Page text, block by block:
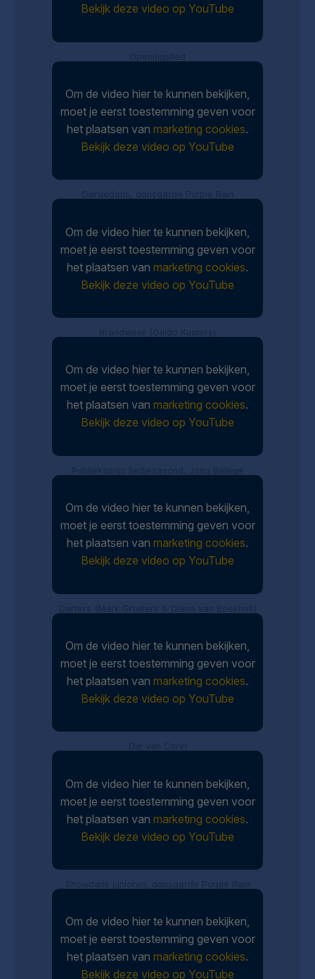
Bekijk deze video op YouTube
Om de video hier te kunnen bekijken,
moet je eerst toestemming geven voor
het plaatsen van marketing cookies.
Bekijk deze video op YouTube
Om de video hier te kunnen bekijken,
moet je eerst toestemming geven voor
het plaatsen van marketing cookies.
Bekijk deze video op YouTube
Om de video hier te kunnen bekijken,
moet je eerst toestemming geven voor
het plaatsen van marketing cookies.
Bekijk deze video op YouTube
Om de video hier te kunnen bekijken,
moet je eerst toestemming geven voor
het plaatsen van marketing cookies.
Bekijk deze video op YouTube
Om de video hier te kunnen bekijken,
moet je eerst toestemming geven voor
het plaatsen van marketing cookies.
Bekijk deze video op YouTube
Om de video hier te kunnen bekijken,
moet je eerst toestemming geven voor
het plaatsen van marketing cookies.
Bekijk deze video op YouTube
Om de video hier te kunnen bekijken,
moet je eerst toestemming geven voor
het plaatsen van marketing cookies.
Bekijk deze video op YouTube